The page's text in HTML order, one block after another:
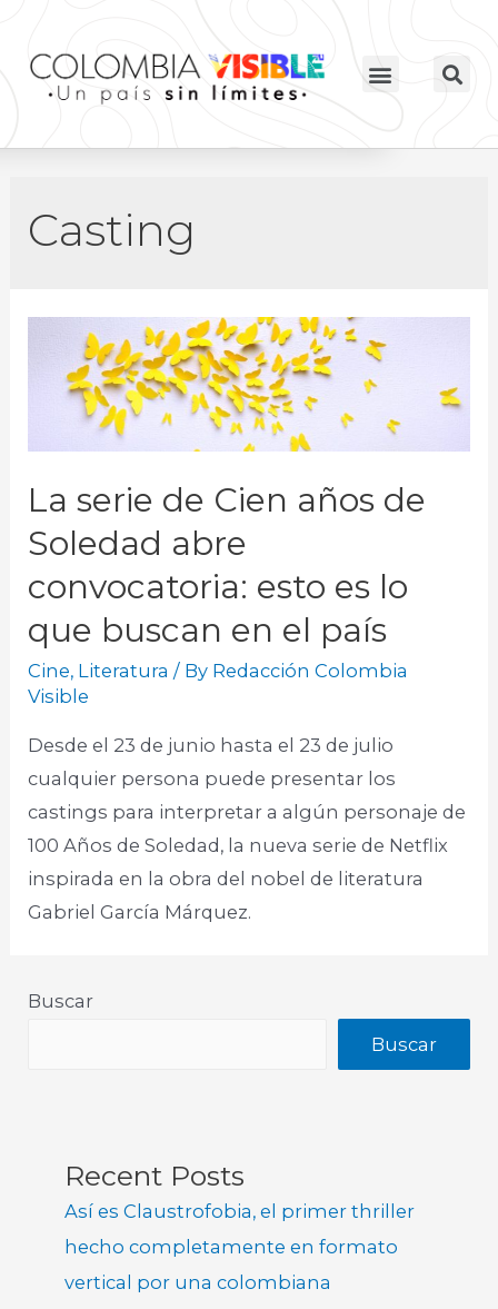
Casting
La serie de Cien años de
Soledad abre
convocatoria: esto es lo
que buscan en el país
Cine, Literatura / By Redacción Colombia
Visible
Desde el 23 de junio hasta el 23 de julio
cualquier persona puede presentar los
castings para interpretar a algún personaje de
100 Años de Soledad, la nueva serie de Netflix
inspirada en la obra del nobel de literatura
Gabriel García Márquez.
Buscar
Buscar
Recent Posts
Así es Claustrofobia, el primer thriller
hecho completamente en formato
vertical por una colombiana